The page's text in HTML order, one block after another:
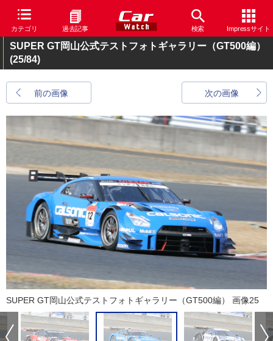
カテゴリ 過去記事 検索 Impressサイト
SUPER GT岡山公式テストフォトギャラリー（GT500編）
(25/84)
前の画像 次の画像
SUPER GT岡山公式テストフォトギャラリー（GT500編） 画像25